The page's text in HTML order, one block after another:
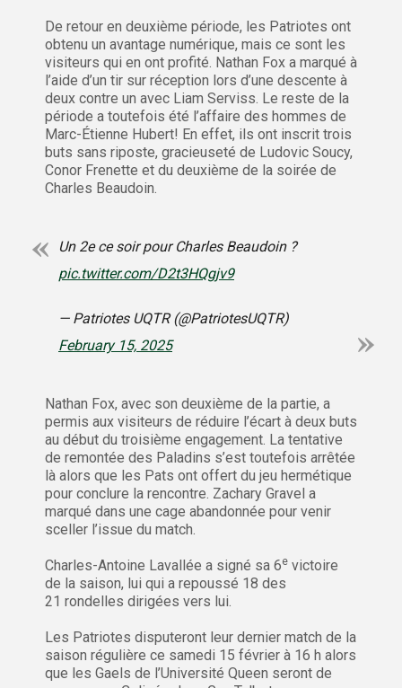
De retour en deuxième période, les Patriotes ont
obtenu un avantage numérique, mais ce sont les
visiteurs qui en ont profité. Nathan Fox a marqué à
l’aide d’un tir sur réception lors d’une descente à
deux contre un avec Liam Serviss. Le reste de la
période a toutefois été l’affaire des hommes de
Marc-Étienne Hubert! En effet, ils ont inscrit trois
buts sans riposte, gracieuseté de Ludovic Soucy,
Conor Frenette et du deuxième de la soirée de
Charles Beaudoin.
Un 2e ce soir pour Charles Beaudoin ?
pic.twitter.com/D2t3HQgjv9
— Patriotes UQTR (@PatriotesUQTR)
February 15, 2025
Nathan Fox, avec son deuxième de la partie, a
permis aux visiteurs de réduire l’écart à deux buts
au début du troisième engagement. La tentative
de remontée des Paladins s’est toutefois arrêtée
là alors que les Pats ont offert du jeu hermétique
pour conclure la rencontre. Zachary Gravel a
marqué dans une cage abandonnée pour venir
sceller l’issue du match.
Charles-Antoine Lavallée a signé sa 6e victoire
de la saison, lui qui a repoussé 18 des
21 rondelles dirigées vers lui.
Les Patriotes disputeront leur dernier match de la
saison régulière ce samedi 15 février à 16 h alors
que les Gaels de l’Université Queen seront de